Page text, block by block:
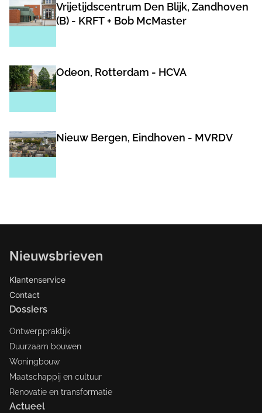
Vrijetijdscentrum Den Blijk, Zandhoven
(B) - KRFT + Bob McMaster
Odeon, Rotterdam - HCVA
Nieuw Bergen, Eindhoven - MVRDV
Nieuwsbrieven
Klantenservice
Contact
Dossiers
Ontwerppraktijk
Duurzaam bouwen
Woningbouw
Maatschappij en cultuur
Renovatie en transformatie
Actueel